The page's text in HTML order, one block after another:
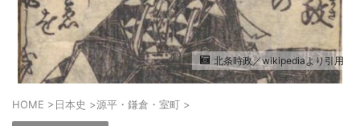
北条時政／wikipediaより引用
HOME >日本史 >源平・鎌倉・室町 >